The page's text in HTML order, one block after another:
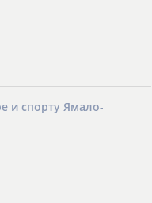
и спорту Ямало-